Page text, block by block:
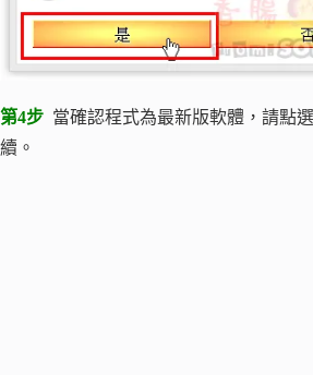
第4步 當確認程式為最新版軟體，請點
續。